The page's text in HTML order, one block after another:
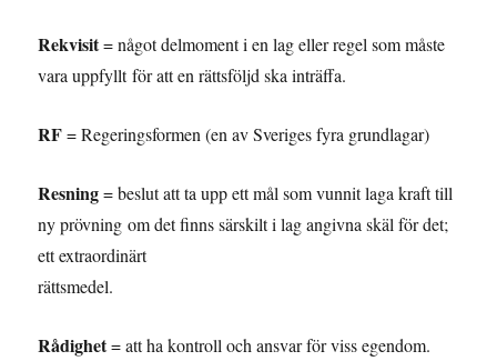
Rekvisit= något delmoment i en lag eller regel som måste
vara uppfyllt för att en rättsföljd ska inträffa.
RF= Regeringsformen (en av Sveriges fyra grundlagar)
Resning= beslut att ta upp ett mål som vunnit laga kraft till
ny prövning om det finns särskilt i lag angivna skäl för det;
ett extraordinärt
rättsmedel.
Rådighet= att ha kontroll och ansvar för viss egendom.